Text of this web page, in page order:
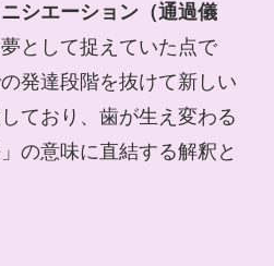
ニシエーション（通過儀
として捉えていた点で
発達段階を抜けて新しい
ており、歯が生え変わる
の意味に直結する解釈と